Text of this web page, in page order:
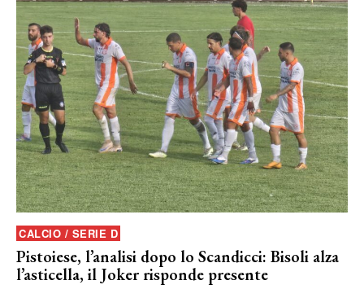
CALCIO / SERIE D
Pistoiese, l’analisi dopo lo Scandicci: Bisoli alza
l’asticella, il Joker risponde presente